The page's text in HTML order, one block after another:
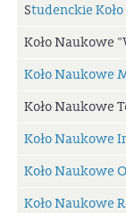
Studenckie
Koło Naukowe
Koło Naukowe
Koło Naukowe
Koło Naukowe
Koło Naukowe
Koło Naukowe